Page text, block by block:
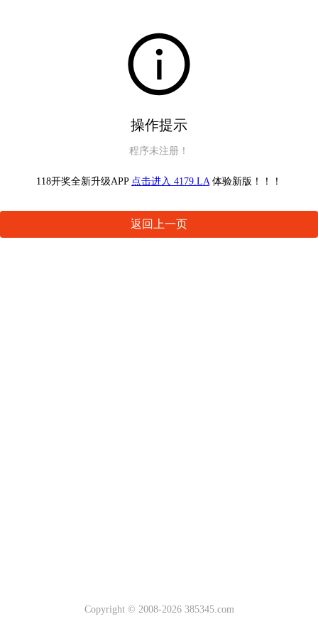
操作提示
程序未注册！
118开奖全新升级APP 点击进入 4179.LA 体验新版！！！
返回上一页
Copyright © 2008-2026 385345.com